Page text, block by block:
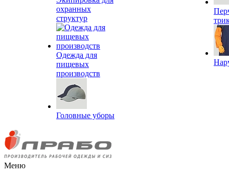
охранных
структур
Одежда для
пищевых
производств
Головные уборы
Меню